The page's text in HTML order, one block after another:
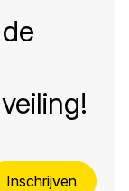
Inschrijven